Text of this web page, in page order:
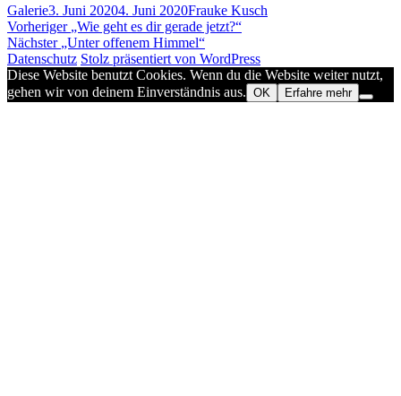
Format
GalerieVeröffentlicht
am
3. Juni 20204. Juni 2020Autor
Frauke Kusch
Beitragsnavigation
Vorheriger
Vorheriger
Beitrag:
„Wie geht es dir gerade jetzt?“
Nächster
Nächster
Beitrag:
„Unter offenem Himmel“
Datenschutz Stolz präsentiert von WordPress
Diese Website benutzt Cookies. Wenn du die Website weiter nutzt,
gehen wir von deinem Einverständnis aus. OK Erfahre mehr